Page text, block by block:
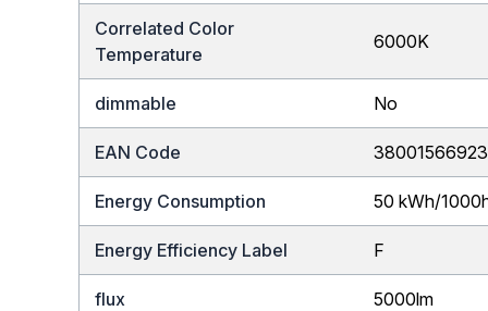
Correlated Color
Temperature
6000K
dimmable No
EAN Code
Energy Consumption 50 kWh/
Energy Efficiency Label F
flux 5000lm